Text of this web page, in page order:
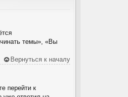
темы», «Вы
Вернуться к началу
перейти к